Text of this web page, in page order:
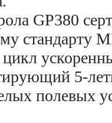
GP380
стандарту
5-
полевых